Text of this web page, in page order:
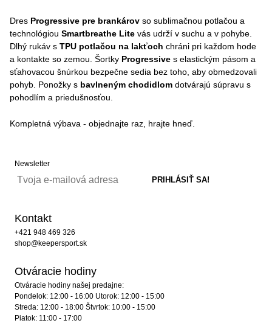
Dres Progressive pre brankárov so sublimačnou potlačou a
technológiou Smartbreathe Lite vás udrží v suchu a v pohybe.
Dlhý rukáv s TPU potlačou na lakťoch chráni pri každom hode
a kontakte so zemou. Šortky Progressive s elastickým pásom a
sťahovacou šnúrkou bezpečne sedia bez toho, aby obmedzovali
pohyb. Ponožky s bavlneným chodidlom dotvárajú súpravu s
pohodlím a priedušnosťou.
Kompletná výbava - objednajte raz, hrajte hneď.
Newsletter
Kontakt
+421 948 469 326
shop@keepersport.sk
Otváracie hodiny
Otváracie hodiny našej predajne:
Pondelok: 12:00 - 16:00 Utorok: 12:00 - 15:00
Streda: 12:00 - 18:00 Štvrtok: 10:00 - 15:00
Piatok: 11:00 - 17:00